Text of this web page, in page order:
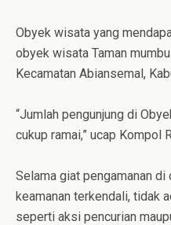
Obyek wisata yang
obyek wisata Taman
Kecamatan Abiansemal,
“Jumlah pengunjung di
cukup ramai,” ucap Kompol
Selama giat pengamanan
keamanan terkendali, tidak
seperti aksi pencurian